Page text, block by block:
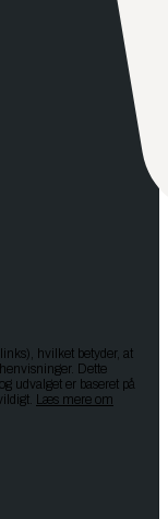
hvilket betyder, at
Dette
udvalget er baseret på
Læs mere om